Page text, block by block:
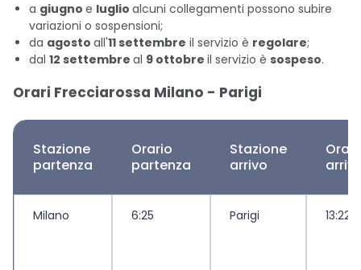
a giugno e luglio alcuni collegamenti possono subire
variazioni o sospensioni;
da agosto all'11 settembre il servizio è regolare;
dal 12 settembre al 9 ottobre il servizio è sospeso.
Orari Frecciarossa Milano - Parigi
Stazione
partenza
Orario
partenza
Stazione
arrivo
Milano 6:25 Parigi 13:22